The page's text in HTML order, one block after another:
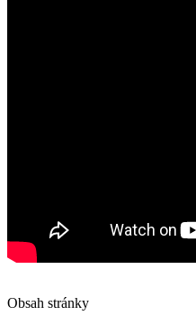
Obsah stránky